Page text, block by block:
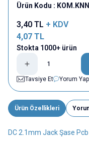
Ürün Kodu :
3,40 TL + KDV
4,07 TL
Stokta 1000+ ürün
Tavsiye Et
Yorum Yap
Ürün Özellikleri
DC 2.1mm Jack Şase